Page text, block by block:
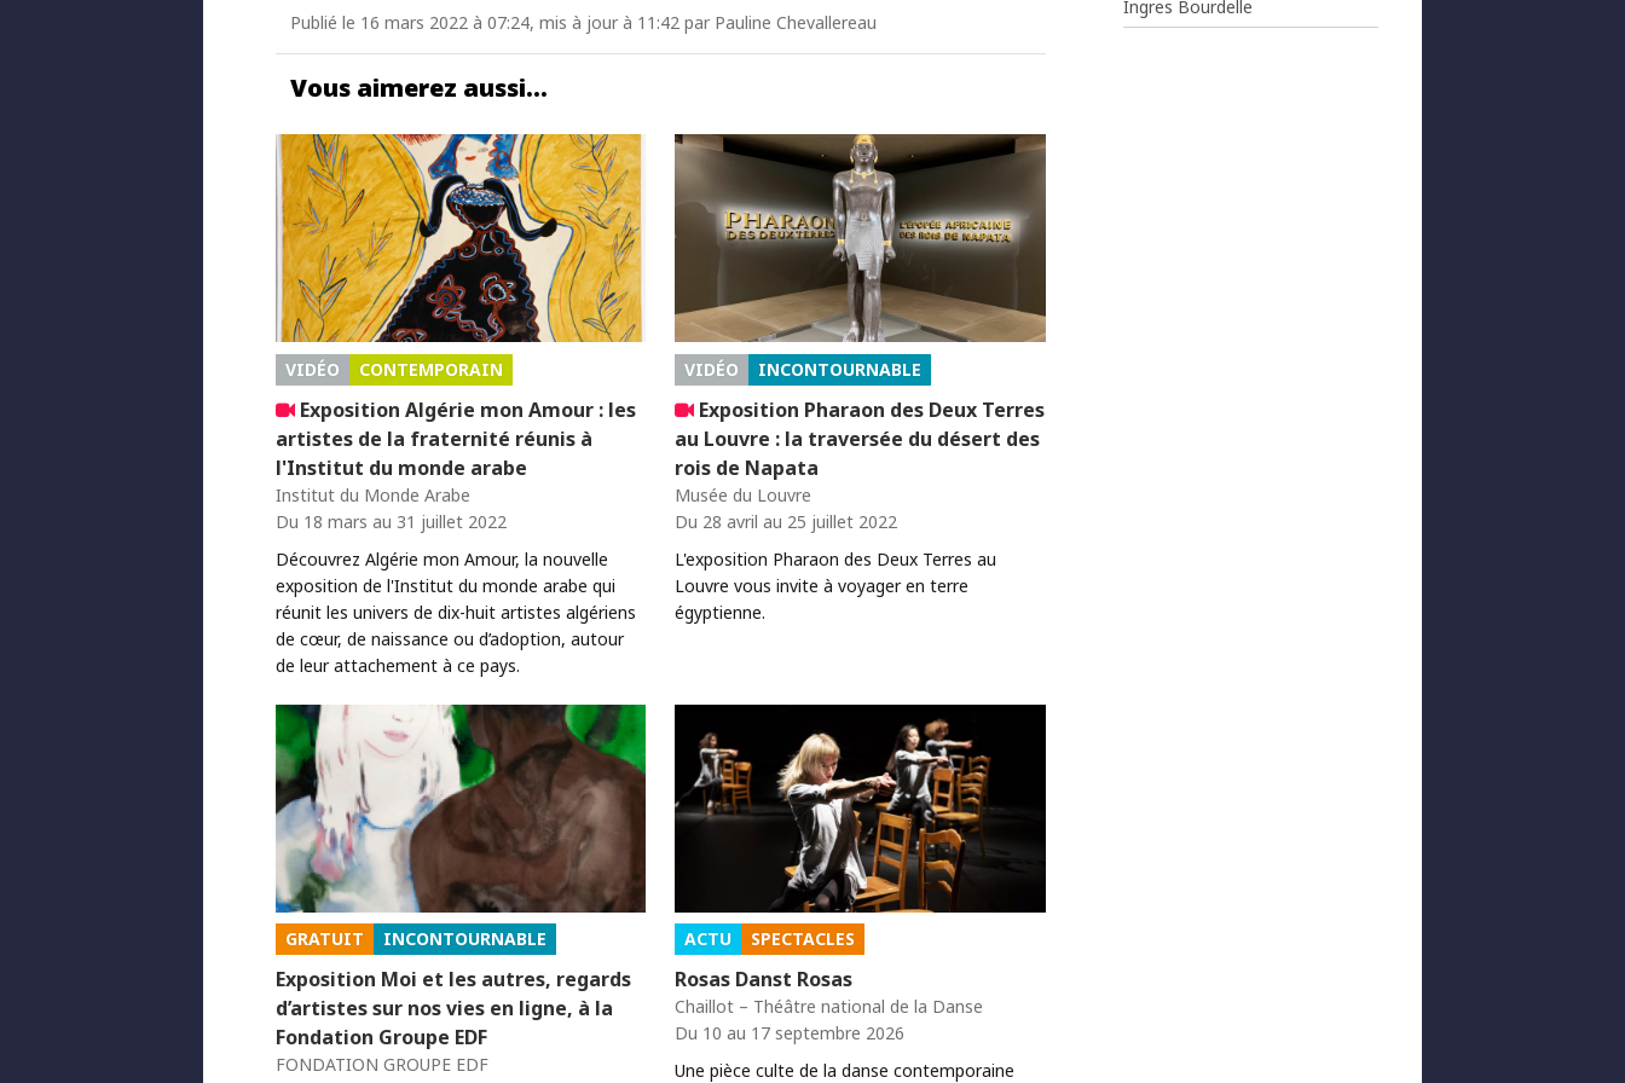
Publié le 16 mars 2022 à 07:24, mis à jour à 11:42 par Pauline Chevallereau
Vous aimerez aussi…
VIDÉO CONTEMPORAIN
Exposition Algérie mon Amour : les
artistes de la fraternité réunis à
l'Institut du monde arabe
Institut du Monde Arabe
Du 18 mars au 31 juillet 2022
Découvrez Algérie mon Amour, la nouvelle
exposition de l'Institut du monde arabe qui
réunit les univers de dix-huit artistes algériens
de cœur, de naissance ou d’adoption, autour
de leur attachement à ce pays.
VIDÉO INCONTOURNABLE
Exposition Pharaon des Deux Terres
au Louvre : la traversée du désert des
rois de Napata
Musée du Louvre
Du 28 avril au 25 juillet 2022
L'exposition Pharaon des Deux Terres au
Louvre vous invite à voyager en terre
égyptienne.
GRATUIT INCONTOURNABLE
Exposition Moi et les autres, regards
d’artistes sur nos vies en ligne, à la
Fondation Groupe EDF
FONDATION GROUPE EDF
ACTU SPECTACLES
Rosas Danst Rosas
Chaillot – Théâtre national de la Danse
Du 10 au 17 septembre 2026
Une pièce culte de la danse contemporaine
Ingres Bourdelle